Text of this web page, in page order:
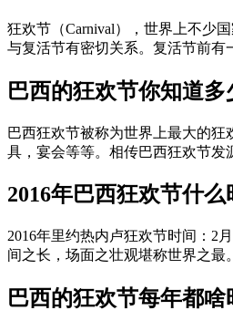
狂欢节（Carnival），世界上不少
与复活节有密切关系。复活节前有
巴西的狂欢节你知道多
巴西狂欢节被称为世界上最大的
具，宴会等等。相传巴西狂欢节发
2016年巴西狂欢节什
2016年里约热内卢狂欢节时间：2
间之长，场面之壮观堪称世界之最
巴西的狂欢节每年都啥